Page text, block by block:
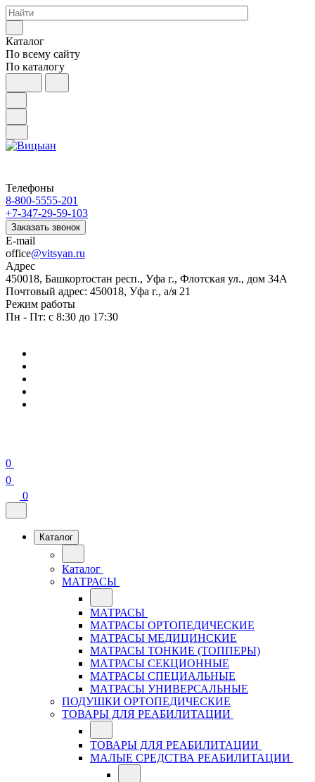
Каталог
По всему сайту
По каталогу
Телефоны
8-800-5555-201
+7-347-29-59-103
Заказать звонок
E-mail
office@vitsyan.ru
Адрес
450018, Башкортостан респ., Уфа г., Флотская ул., дом 34А
Почтовый адрес: 450018, Уфа г., а/я 21
Режим работы
Пн - Пт: с 8:30 до 17:30
0
0
0
Каталог
Каталог
МАТРАСЫ
МАТРАСЫ
МАТРАСЫ ОРТОПЕДИЧЕСКИЕ
МАТРАСЫ МЕДИЦИНСКИЕ
МАТРАСЫ ТОНКИЕ (ТОППЕРЫ)
МАТРАСЫ СЕКЦИОННЫЕ
МАТРАСЫ СПЕЦИАЛЬНЫЕ
МАТРАСЫ УНИВЕРСАЛЬНЫЕ
ПОДУШКИ ОРТОПЕДИЧЕСКИЕ
ТОВАРЫ ДЛЯ РЕАБИЛИТАЦИИ
ТОВАРЫ ДЛЯ РЕАБИЛИТАЦИИ
МАЛЫЕ СРЕДСТВА РЕАБИЛИТАЦИИ